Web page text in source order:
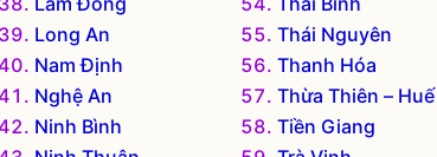
Long An
Nam Định
Nghệ An
Ninh Bình
Thái Nguyên
Thanh Hóa
Thừa Thiên – Huế
Tiền Giang